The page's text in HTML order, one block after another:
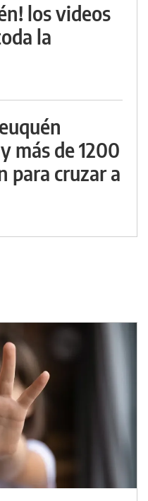
los videos
la
más de 1200
para cruzar a